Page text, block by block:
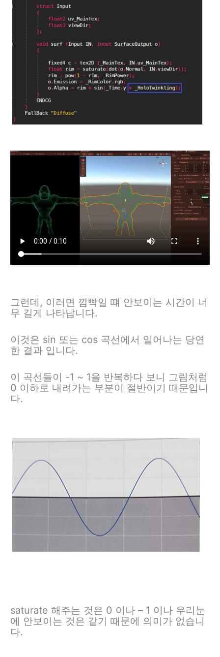
그런데, 이러면 깜빡일 떄 안보이는 시간이 너
무 길게 나타납니다.
이것은 sin 또는 cos 곡선에서 일어나는 당연
한 결과 입니다.
이 곡선들이 -1 ~ 1을 반복하다 보니 그림처럼
0 이하로 내려가는 부분이 절반이기 때문입니
다.
saturate 해주는 것은 0 이나 – 1 이나 우리눈
에 안보이는 것은 같기 때문에 의미가 없습니
다.